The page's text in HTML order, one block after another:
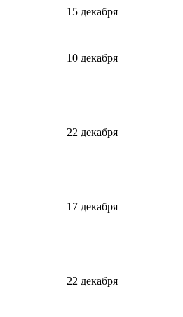
15 декабря
10 декабря
22 декабря
17 декабря
22 декабря